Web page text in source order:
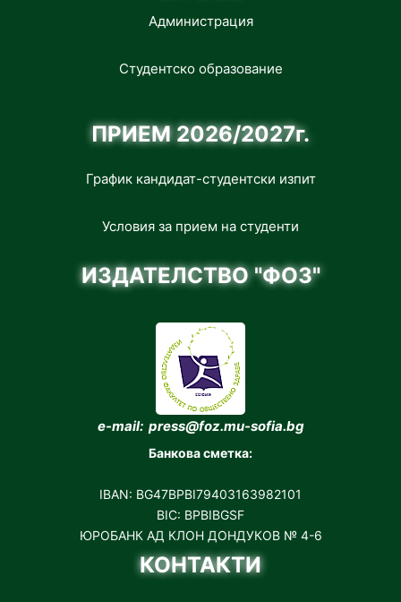
Администрация
Студентско образование
ПРИЕМ 2026/2027г.
График кандидат-студентски изпит
Условия за прием на студенти
ИЗДАТЕЛСТВО "ФОЗ"
e-mail: press@foz.mu-sofia.bg
Банкова сметка:
IBAN: BG47BPBI79403163982101
BIC: BPBIBGSF
ЮРОБАНК АД КЛОН ДОНДУКОВ № 4-6
КОНТАКТИ